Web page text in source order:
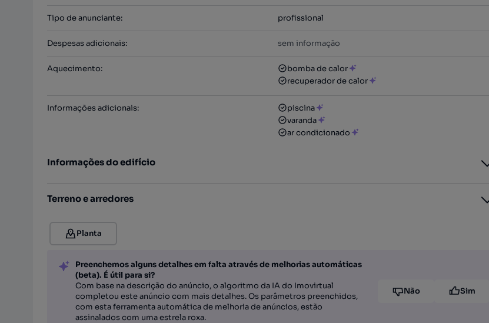
Tipo de anunciante: profissional
Despesas adicionais: sem informação
Aquecimento:
bomba de calor
recuperador de calor
Informações adicionais:
piscina
varanda
ar condicionado
Informações do edifício
Terreno e arredores
Planta
Preenchemos alguns detalhes em falta através de melhorias automáticas
(beta). É útil para si?
Com base na descrição do anúncio, o algoritmo da IA do Imovirtual
completou este anúncio com mais detalhes. Os parâmetros preenchidos,
com esta ferramenta automática de melhoria de anúncios, estão
assinalados com uma estrela roxa.
Não Sim